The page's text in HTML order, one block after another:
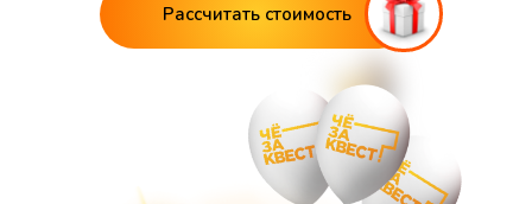
Рассчитать стоимость